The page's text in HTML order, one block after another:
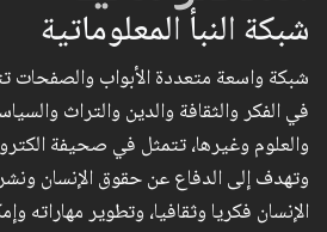
شبكة النبأ المعلوماتية
شبكة واسعة متعددة الأبواب
في الفكر والثقافة والدين والتراث
والعلوم وغيرها، تتمثل في صحيفة
وتهدف إلى الدفاع عن حقوق الإنسان
الإنسان فكريا وثقافيا، وتطوير مهاراته